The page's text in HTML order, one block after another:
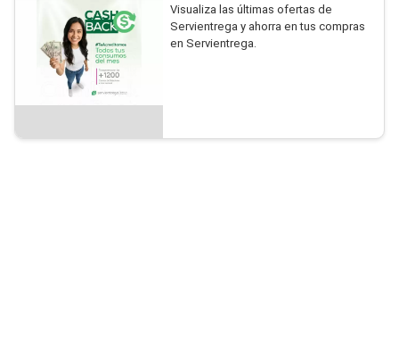
Visualiza las últimas ofertas de
Servientrega y ahorra en tus compras
en Servientrega.